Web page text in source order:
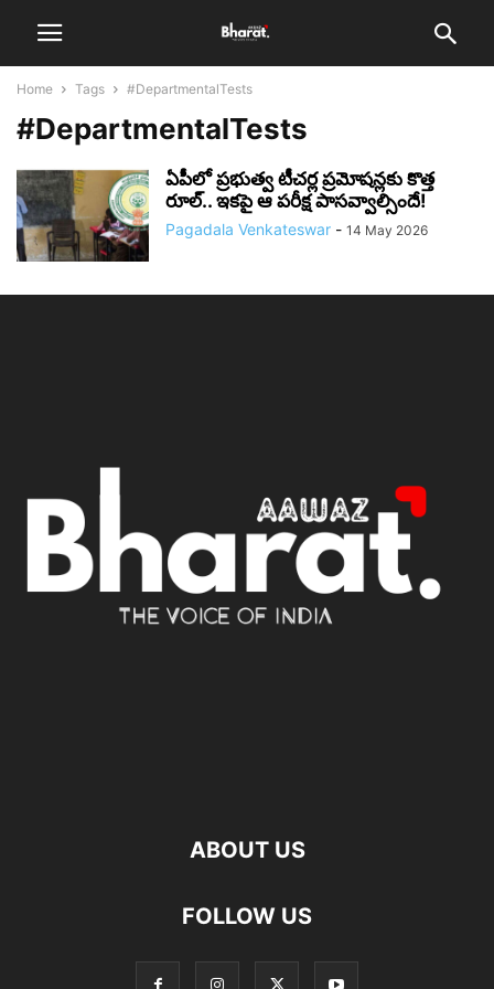
Home Tags #DepartmentalTests
#DepartmentalTests
ఏపీలో ప్రభుత్వ టీచర్ల ప్రమోషన్లకు కొత్త
రూల్.. ఇక‌పై ఆ ప‌రీక్ష పాసవ్వాల్సిందే!
Pagadala Venkateswar - 14 May 2026
ABOUT US
FOLLOW US